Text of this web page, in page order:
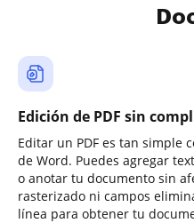
Edición de PDF sin
Editar un PDF es tan simple
de Word. Puedes agregar
o anotar tu documento sin
rasterizado ni campos
línea para obtener tu